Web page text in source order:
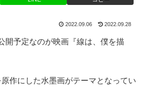
2022.09.06 2022.09.28
開予定なのが映画『線は、僕を描
作にした水墨画がテーマとなってい